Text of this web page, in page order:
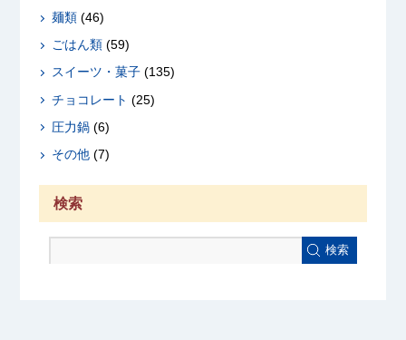
麺類(46)
ごはん類(59)
スイーツ・菓子(135)
チョコレート (25)
圧力鍋(6)
その他(7)
検索
検索